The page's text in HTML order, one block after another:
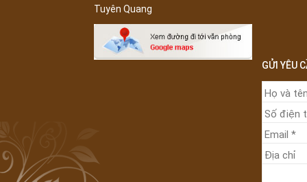
Tuyên Quang
GỬI YÊU